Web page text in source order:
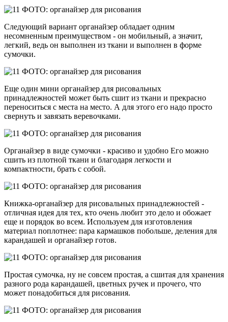
Следующий вариант органайзер обладает одним
несомненным преимуществом - он мобильный, а значит,
легкий, ведь он выполнен из ткани и выполнен в форме
сумочки.
Еще один мини органайзер для рисовальных
принадлежностей может быть сшит из ткани и прекрасно
переноситься с места на место. А для этого его надо просто
свернуть и завязать веревочками.
Органайзер в виде сумочки - красиво и удобно Его можно
сшить из плотной ткани и благодаря легкости и
компактности, брать с собой.
Книжка-органайзер для рисовальных принадлежностей -
отличная идея для тех, кто очень любит это дело и обожает
еще и порядок во всем. Используем для изготовления
материал поплотнее: пара кармашков побольше, деления для
карандашей и органайзер готов.
Простая сумочка, ну не совсем простая, а сшитая для хранения
разного рода карандашей, цветных ручек и прочего, что
может понадобиться для рисования.